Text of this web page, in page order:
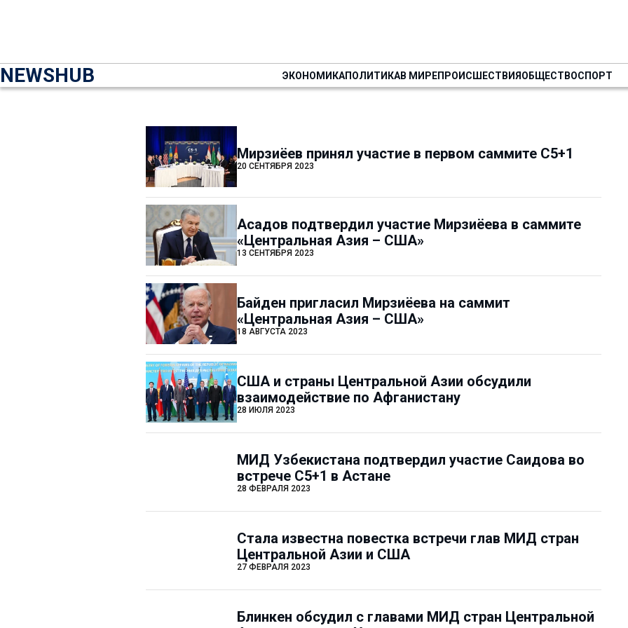
NEWSHUB ЭКОНОМИКАПОЛИТИКАВ МИРЕПРОИСШЕСТВИЯОБЩЕСТВОСПОРТ
Мирзиёев принял участие в первом саммите С5+1
20 СЕНТЯБРЯ 2023
Асадов подтвердил участие Мирзиёева в саммите
«Центральная Азия – США»
13 СЕНТЯБРЯ 2023
Байден пригласил Мирзиёева на саммит
«Центральная Азия – США»
18 АВГУСТА 2023
США и страны Центральной Азии обсудили
взаимодействие по Афганистану
28 ИЮЛЯ 2023
МИД Узбекистана подтвердил участие Саидова во
встрече С5+1 в Астане
28 ФЕВРАЛЯ 2023
Стала известна повестка встречи глав МИД стран
Центральной Азии и США
27 ФЕВРАЛЯ 2023
Блинкен обсудил с главами МИД стран Центральной